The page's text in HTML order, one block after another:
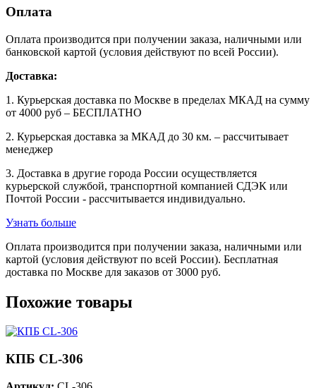
Оплата
Оплата производится при получении заказа, наличными или
банковской картой (условия действуют по всей России).
Доставка:
1. Курьерская доставка по Москве в пределах МКАД на сумму
от 4000 руб – БЕСПЛАТНО
2. Курьерская доставка за МКАД до 30 км. – рассчитывает
менеджер
3. Доставка в другие города России осуществляется
курьерской службой, транспортной компанией СДЭК или
Почтой России - рассчитывается индивидуально.
Узнать больше
Оплата производится при получении заказа, наличными или
картой (условия действуют по всей России). Бесплатная
доставка по Москве для заказов от 3000 руб.
Похожие товары
КПБ CL-306